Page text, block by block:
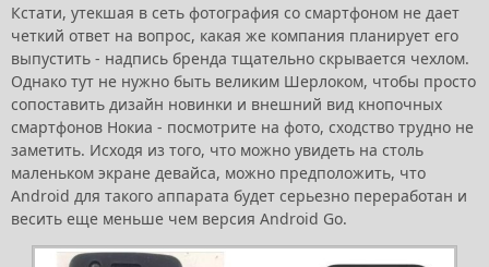
Кстати, утекшая в сеть фотография со смартфоном не дает
четкий ответ на вопрос, какая же компания планирует его
выпустить - надпись бренда тщательно скрывается чехлом.
Однако тут не нужно быть великим Шерлоком, чтобы просто
сопоставить дизайн новинки и внешний вид кнопочных
смартфонов Нокиа - посмотрите на фото, сходство трудно не
заметить. Исходя из того, что можно увидеть на столь
маленьком экране девайса, можно предположить, что
Android для такого аппарата будет серьезно переработан и
весить еще меньше чем версия Android Go.